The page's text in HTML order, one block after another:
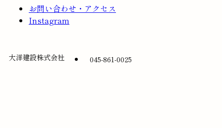
お問い合わせ・アクセス
Instagram
大洋建設株式会社 045-861-0025